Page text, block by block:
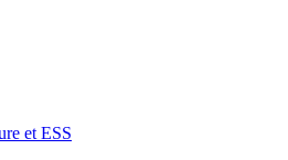
et ESS